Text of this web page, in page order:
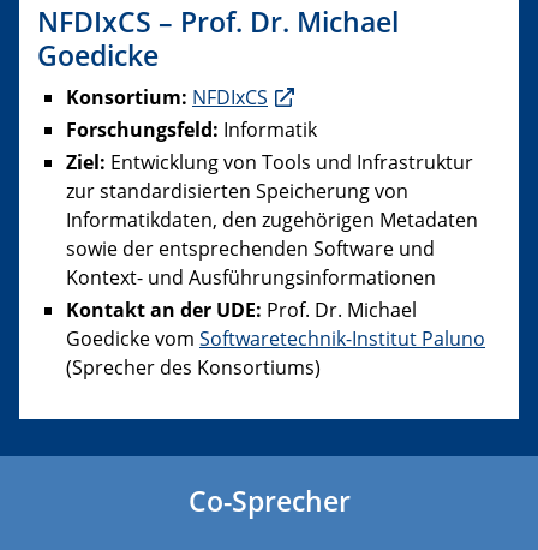
NFDIxCS – Prof. Dr. Michael
Goedicke
Konsortium: NFDIxCS
Forschungsfeld: Informatik
Ziel: Entwicklung von Tools und Infrastruktur
zur standardisierten Speicherung von
Informatikdaten, den zugehörigen Metadaten
sowie der entsprechenden Software und
Kontext- und Ausführungsinformationen
Kontakt an der UDE: Prof. Dr. Michael
Goedicke vom Softwaretechnik-Institut Paluno
(Sprecher des Konsortiums)
Co-Sprecher